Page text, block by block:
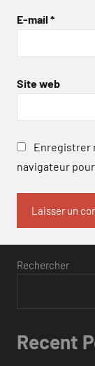
E-mail *
Site web
Enregistrer
navigateur
Rechercher
Recent